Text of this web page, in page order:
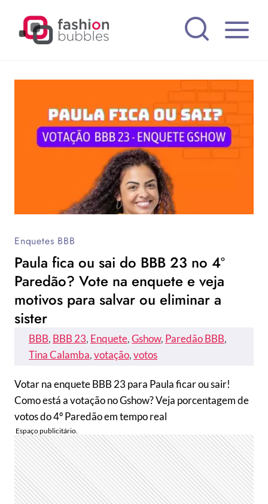
Enquetes BBB
Paula fica ou sai do BBB 23 no 4º
Paredão? Vote na enquete e veja
motivos para salvar ou eliminar a
sister
BBB, BBB 23, Enquete, Gshow, Paredão BBB
Tina Calamba, votação, votos
Votar na enquete BBB 23 para Paula ficar ou sair!
Como está a votação no Gshow? Veja porcentagem de
votos do 4º Paredão em tempo real